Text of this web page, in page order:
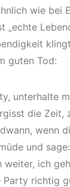
wie bei
„echte
guten Tod:
unterhalte
die Zeit,
wenn
und
weiter, ich
Party richtig